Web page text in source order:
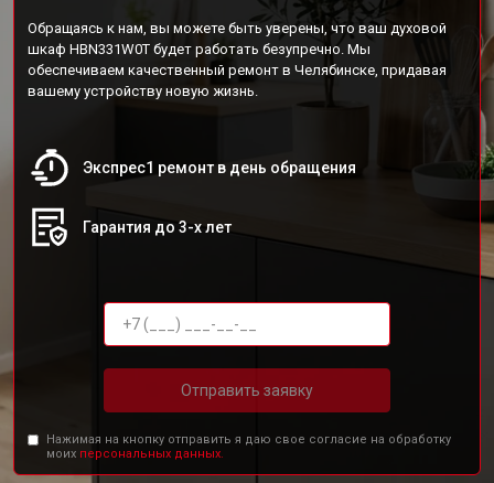
Обращаясь к нам, вы можете быть уверены, что ваш духовой
шкаф HBN331W0T будет работать безупречно. Мы
обеспечиваем качественный ремонт в Челябинске, придавая
вашему устройству новую жизнь.
Экспрес1 ремонт в день обращения
Гарантия до 3-х лет
Отправить заявку
Нажимая на кнопку отправить я даю свое согласие на обработку
моих персональных данных.